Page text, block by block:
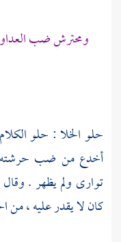
ومحترش ضب
حلو الخلا : حلو
أخدع من ضب حرشته
توارى ولم يظهر . وقال
كان لا يقدر عليه ، من